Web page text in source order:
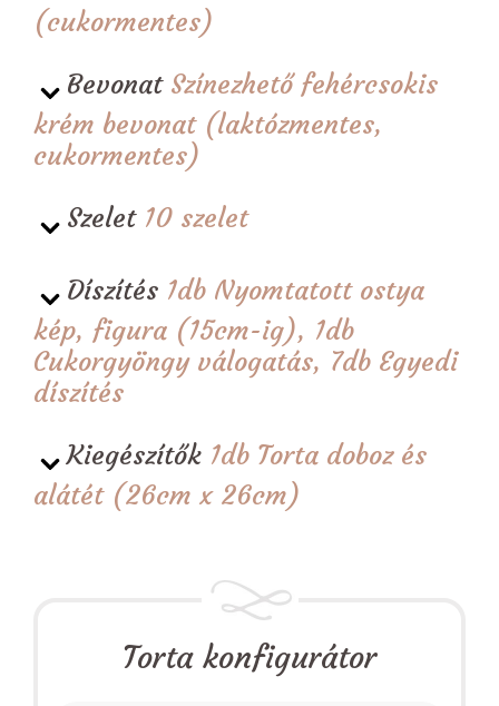
(cukormentes)
Bevonat Színezhető fehércsokis
krém bevonat (laktózmentes,
cukormentes)
Szelet 10 szelet
Díszítés 1db Nyomtatott ostya
kép, figura (15cm-ig), 1db
Cukorgyöngy válogatás, 7db Egyedi
díszítés
Kiegészítők 1db Torta doboz és
alátét (26cm x 26cm)
Torta konfigurátor